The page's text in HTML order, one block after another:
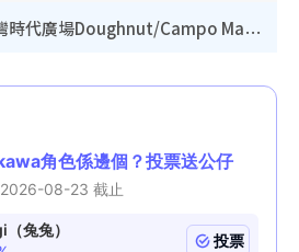
開倉優惠｜銅鑼灣時代廣場Doughnut/Campo Marzio開倉低至1折！背囊、書包、手袋劈價$200起